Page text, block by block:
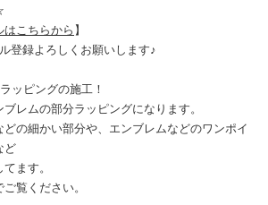
はこちらから 】
登録よろしくお願いします♪
ッピングの施工！
レムの部分ラッピングになります。
どの細かい部分や、エンブレムなどのワンポイ
ど
ます。
覧ください。